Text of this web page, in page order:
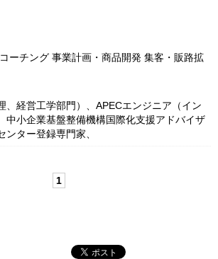
ーチング 事業計画・商品開発 集客・販路拡
、経営工学部門）、APECエンジニア（イン
中小企業基盤整備機構国際化支援アドバイザ
ンター登録専門家、
1